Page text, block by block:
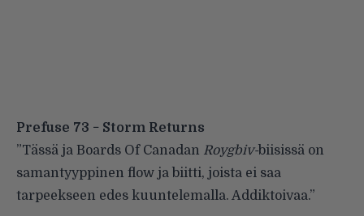
Prefuse 73 − Storm Returns
”Tässä ja Boards Of Canadan Roygbiv-biisissä on
samantyyppinen flow ja biitti, joista ei saa
tarpeekseen edes kuuntelemalla. Addiktoivaa.”